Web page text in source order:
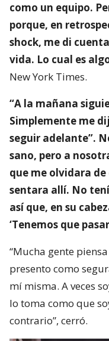
como un equipo.
porque, en
shock, me di
vida. Lo cual es
New York Times.
“A la mañana
Simplemente me
seguir adelante”.
sano, pero a
que me olvidara
sentara allí. No
así que, en su
‘Tenemos que
“Mucha gente
presento como
mí misma. A veces
lo toma como que
contrario”, cerró.